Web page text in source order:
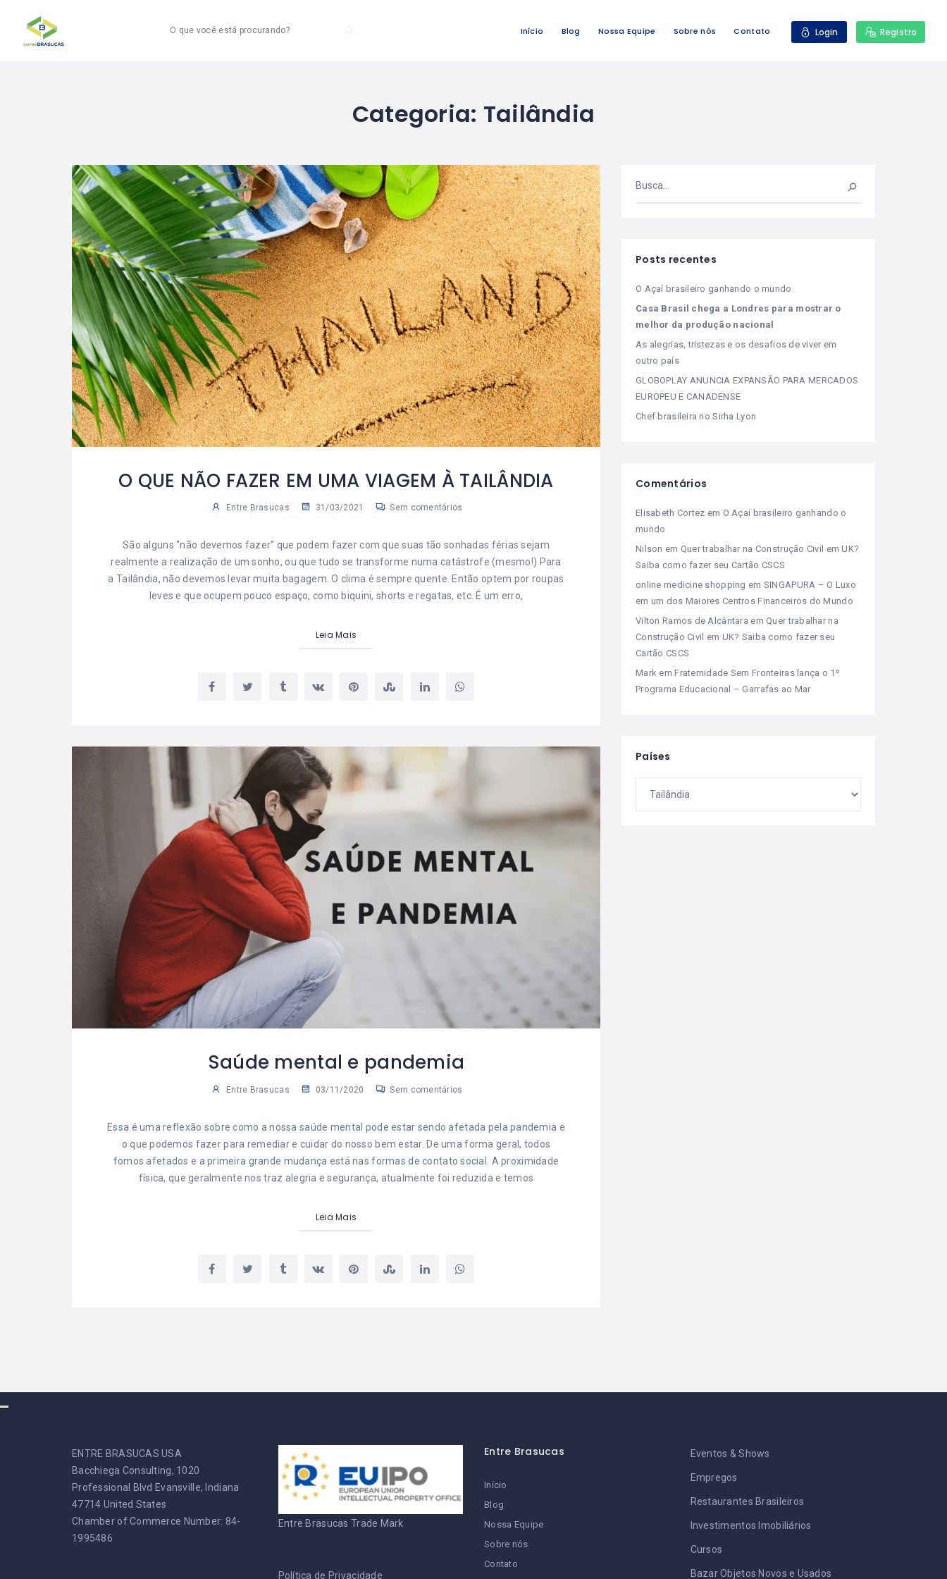
O que você está procurando? Início Blog Nossa Equipe Sobre nós Contato Login Registro
Categoria: Tailândia
O QUE NÃO FAZER EM UMA VIAGEM À TAILÂNDIA
Entre Brasucas 31/03/2021 Sem comentários
São alguns “não devemos fazer” que podem fazer com que suas tão sonhadas férias sejam
realmente a realização de um sonho, ou que tudo se transforme numa catástrofe (mesmo!) Para
a Tailândia, não devemos levar muita bagagem. O clima é sempre quente. Então optem por roupas
leves e que ocupem pouco espaço, como biquini, shorts e regatas, etc. É um erro,
Leia Mais
Saúde mental e pandemia
Entre Brasucas 03/11/2020 Sem comentários
Essa é uma reflexão sobre como a nossa saúde mental pode estar sendo afetada pela pandemia e
o que podemos fazer para remediar e cuidar do nosso bem estar. De uma forma geral, todos
fomos afetados e a primeira grande mudança está nas formas de contato social. A proximidade
física, que geralmente nos traz alegria e segurança, atualmente foi reduzida e temos
Leia Mais
Posts recentes
O Açaí brasileiro ganhando o mundo
Casa Brasil chega a Londres para mostrar o
melhor da produção nacional
As alegrias, tristezas e os desafios de viver em
outro país
GLOBOPLAY ANUNCIA EXPANSÃO PARA MERCADOS
EUROPEU E CANADENSE
Chef brasileira no Sirha Lyon
Comentários
Elisabeth Cortez em O Açaí brasileiro ganhando o
mundo
Nilson em Quer trabalhar na Construção Civil em UK?
Saiba como fazer seu Cartão CSCS
online medicine shopping em SINGAPURA – O Luxo
em um dos Maiores Centros Financeiros do Mundo
Vilton Ramos de Alcântara emQuer trabalhar na
Construção Civil em UK? Saiba como fazer seu
Cartão CSCS
Mark emFraternidade Sem Fronteiras lança o 1º
Programa Educacional – Garrafas ao Mar
Países
ENTRE BRASUCAS USA
Bacchiega Consulting, 1020
Professional Blvd Evansville, Indiana
47714 United States
Chamber of Commerce Number: 84-
1995486
Entre Brasucas Trade Mark
Política de Privacidade
Entre Brasucas
Início
Blog
Nossa Equipe
Sobre nós
Contato
Eventos & Shows
Empregos
Restaurantes Brasileiros
Investimentos Imobiliários
Cursos
Bazar Objetos Novos e Usados